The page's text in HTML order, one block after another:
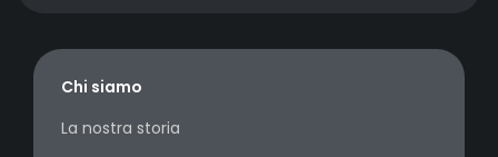
Chi siamo
La nostra storia